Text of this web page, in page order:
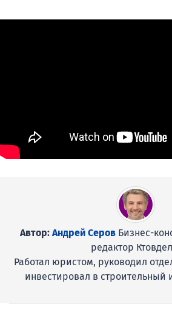
Автор: Андрей Серов Бизнес-
редактор
Работал юристом, руководил
инвестировал в строительный